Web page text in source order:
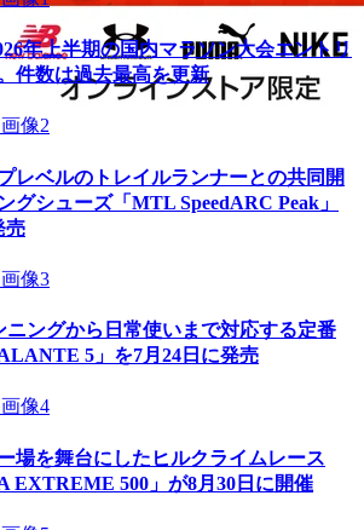
年上半期の国内マラソン大会エントリ
件数は過去最高を更新
レベルのトレイルランナーとの共同開
グシューズ「MTL SpeedARC Peak」
売
ングから日常使いまで対応する定番
5」を7月24日に発売
場を舞台にしたヒルクライムレース
EXTREME 500」が8月30日に開催